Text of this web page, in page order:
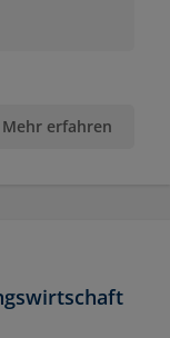
Mehr erfahren